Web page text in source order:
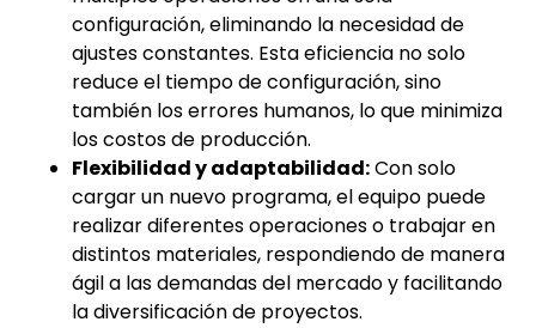
configuración, eliminando la necesidad de
ajustes constantes. Esta eficiencia no solo
reduce el tiempo de configuración, sino
también los errores humanos, lo que minimiza
los costos de producción.
Flexibilidad y adaptabilidad:Con solo
cargar un nuevo programa, el equipo puede
realizar diferentes operaciones o trabajar en
distintos materiales, respondiendo de manera
ágil a las demandas del mercado y facilitando
la diversificación de proyectos.